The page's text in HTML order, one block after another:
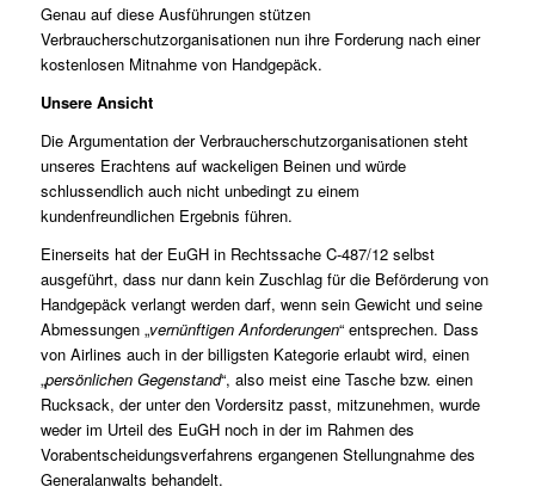
Genau auf diese Ausführungen stützen
Verbraucherschutzorganisationen nun ihre Forderung nach einer
kostenlosen Mitnahme von Handgepäck.
Unsere Ansicht
Die Argumentation der Verbraucherschutzorganisationen steht
unseres Erachtens auf wackeligen Beinen und würde
schlussendlich auch nicht unbedingt zu einem
kundenfreundlichen Ergebnis führen.
Einerseits hat der EuGH in Rechtssache C‑487/12 selbst
ausgeführt, dass nur dann kein Zuschlag für die Beförderung von
Handgepäck verlangt werden darf, wenn sein Gewicht und seine
Abmessungen „vernünftigen Anforderungen“ entsprechen. Dass
von Airlines auch in der billigsten Kategorie erlaubt wird, einen
„persönlichen Gegenstand“, also meist eine Tasche bzw. einen
Rucksack, der unter den Vordersitz passt, mitzunehmen, wurde
weder im Urteil des EuGH noch in der im Rahmen des
Vorabentscheidungsverfahrens ergangenen Stellungnahme des
Generalanwalts behandelt.